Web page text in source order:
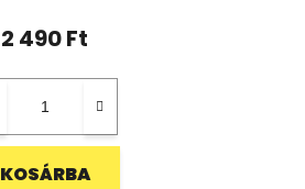
2 490 Ft
KOSÁRBA